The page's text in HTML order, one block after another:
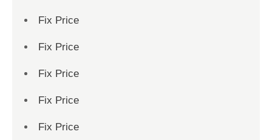
Fix Price
Fix Price
Fix Price
Fix Price
Fix Price